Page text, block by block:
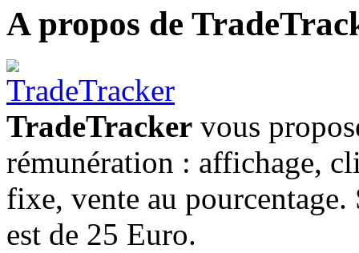
A propos de
TradeTracker vous
rémunération : affichage,
fixe, vente au
est de 25 Euro.